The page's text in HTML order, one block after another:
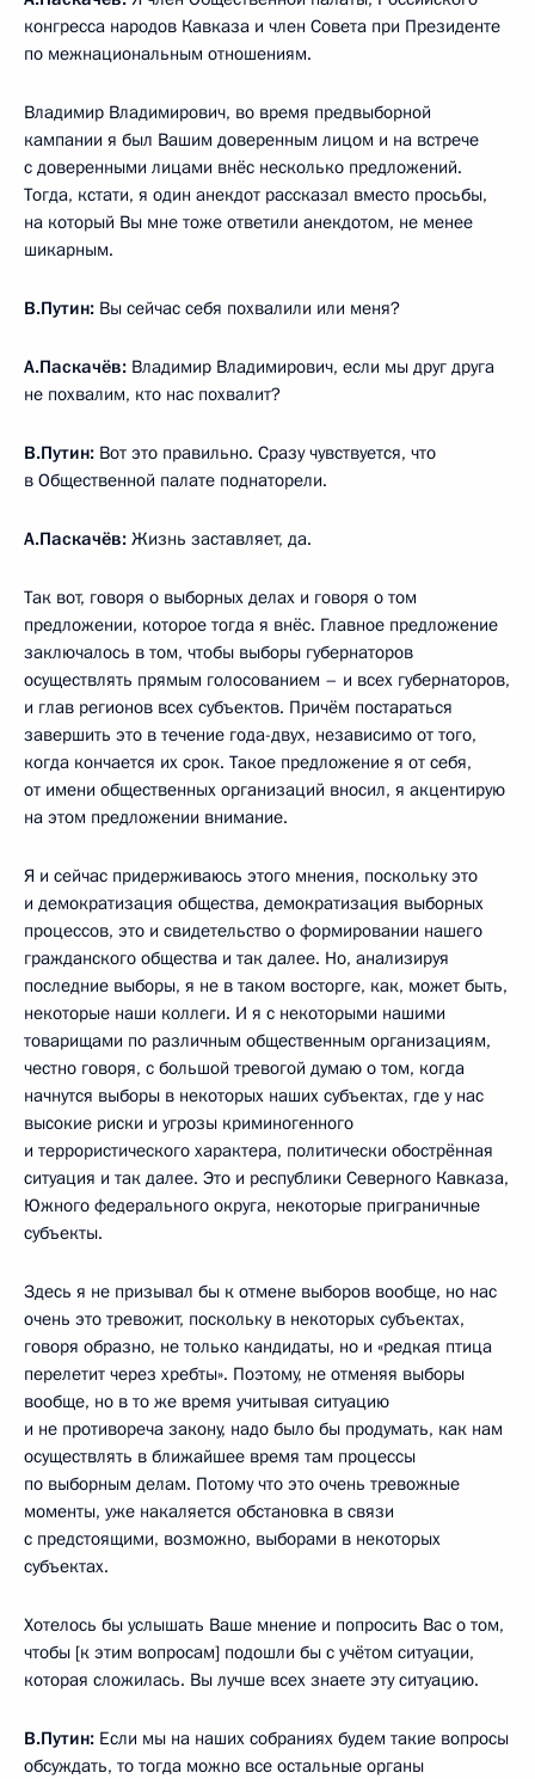
конгресса народов Кавказа и член Совета при Президенте
по межнациональным отношениям.
Владимир Владимирович, во время предвыборной
кампании я был Вашим доверенным лицом и на встрече
с доверенными лицами внёс несколько предложений.
Тогда, кстати, я один анекдот рассказал вместо просьбы,
на который Вы мне тоже ответили анекдотом, не менее
шикарным.
В.Путин: Вы сейчас себя похвалили или меня?
А.Паскачёв: Владимир Владимирович, если мы друг друга
не похвалим, кто нас похвалит?
В.Путин: Вот это правильно. Сразу чувствуется, что
в Общественной палате поднаторели.
А.Паскачёв: Жизнь заставляет, да.
Так вот, говоря о выборных делах и говоря о том
предложении, которое тогда я внёс. Главное предложение
заключалось в том, чтобы выборы губернаторов
осуществлять прямым голосованием – и всех губернаторов,
и глав регионов всех субъектов. Причём постараться
завершить это в течение года-двух, независимо от того,
когда кончается их срок. Такое предложение я от себя,
от имени общественных организаций вносил, я акцентирую
на этом предложении внимание.
Я и сейчас придерживаюсь этого мнения, поскольку это
и демократизация общества, демократизация выборных
процессов, это и свидетельство о формировании нашего
гражданского общества и так далее. Но, анализируя
последние выборы, я не в таком восторге, как, может быть,
некоторые наши коллеги. И я с некоторыми нашими
товарищами по различным общественным организациям,
честно говоря, с большой тревогой думаю о том, когда
начнутся выборы в некоторых наших субъектах, где у нас
высокие риски и угрозы криминогенного
и террористического характера, политически обострённая
ситуация и так далее. Это и республики Северного Кавказа,
Южного федерального округа, некоторые приграничные
субъекты.
Здесь я не призывал бы к отмене выборов вообще, но нас
очень это тревожит, поскольку в некоторых субъектах,
говоря образно, не только кандидаты, но и «редкая птица
перелетит через хребты». Поэтому, не отменяя выборы
вообще, но в то же время учитывая ситуацию
и не противореча закону, надо было бы продумать, как нам
осуществлять в ближайшее время там процессы
по выборным делам. Потому что это очень тревожные
моменты, уже накаляется обстановка в связи
с предстоящими, возможно, выборами в некоторых
субъектах.
Хотелось бы услышать Ваше мнение и попросить Вас о том,
чтобы [к этим вопросам] подошли бы с учётом ситуации,
которая сложилась. Вы лучше всех знаете эту ситуацию.
В.Путин: Если мы на наших собраниях будем такие вопросы
обсуждать, то тогда можно все остальные органы